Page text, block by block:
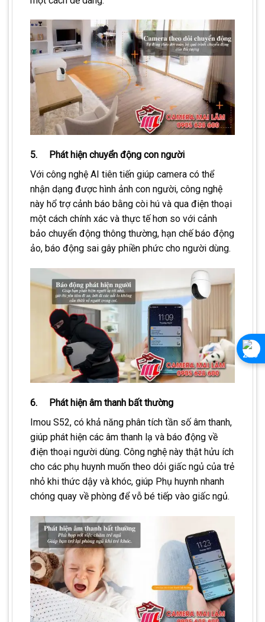
5. Phát hiện chuyển động con người
Với công nghệ AI tiên tiến giúp camera có thể
nhận dạng được hình ảnh con người, công nghệ
này hổ trợ cảnh báo bằng còi hú và qua điện thoại
một cách chính xác và thực tế hơn so với cảnh
bảo chuyển động thông thường, hạn chế báo động
ảo, báo động sai gây phiền phức cho người dùng.
6. Phát hiện âm thanh bất thường
Imou S52, có khả năng phân tích tần số âm thanh,
giúp phát hiện các âm thanh lạ và báo động về
điện thoại người dùng. Công nghệ này thật hửu ích
cho các phụ huynh muốn theo dỏi giấc ngủ của trẻ
nhỏ khi thức dậy và khóc, giúp Phụ huynh nhanh
chóng quay về phòng để vỗ bé tiếp vào giấc ngủ.